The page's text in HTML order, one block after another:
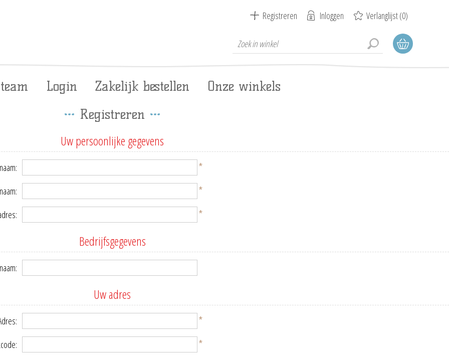
Registreren Inloggen Verlanglijst(0)
Login Zakelijk bestellen
Onze winkels
Registreren
Uw persoonlijke gegevens
*
*
*
Bedrijfsgegevens
Uw adres
*
*